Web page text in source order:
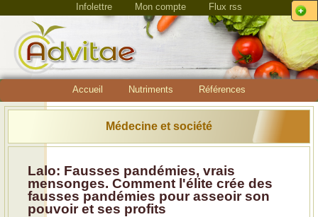
Infolettre Mon compte Flux rss
Accueil Nutriments Références
Médecine et société
Lalo: Fausses pandémies, vrais
mensonges. Comment l'élite crée des
fausses pandémies pour asseoir son
pouvoir et ses profits